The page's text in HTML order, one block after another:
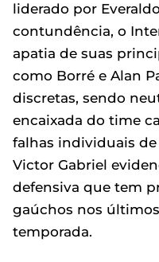
liderado por
contundência, o
apatia de suas
como Borré e Alan
discretas, sendo
encaixada do time
falhas individuais
Victor Gabriel
defensiva que tem
gaúchos nos
temporada.